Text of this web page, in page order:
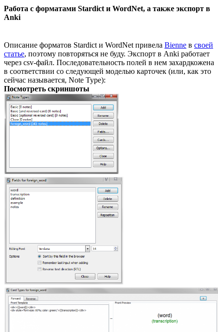
Работа с форматами Stardict и WordNet, а также экспорт в
Anki
Описание форматов Stardict и WordNet привела Bienne в своей
статье, поэтому повторяться не буду. Экспорт в Anki работает
через csv-файл. Последовательность полей в нем захардкожена
в соответствии со следующей моделью карточек (или, как это
сейчас называется, Note Type):
Посмотреть скриншоты